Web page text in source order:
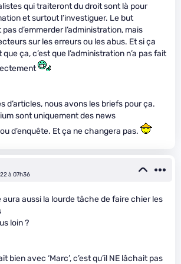
qui traiteront du droit sont là pour
et surtout l’investiguer. Le but
d’emmerder l’administration, mais
sur les erreurs ou les abus. Et si ça
ça, c’est que l’administration n’a pas fait
d’articles, nous avons les briefs pour ça.
sont uniquement des news
d’enquête. Et ça ne changera pas.
à 07h36
aura aussi la lourde tâche de faire chier les
loin ?
bien avec ‘Marc’, c’est qu’il NE lâchait pas